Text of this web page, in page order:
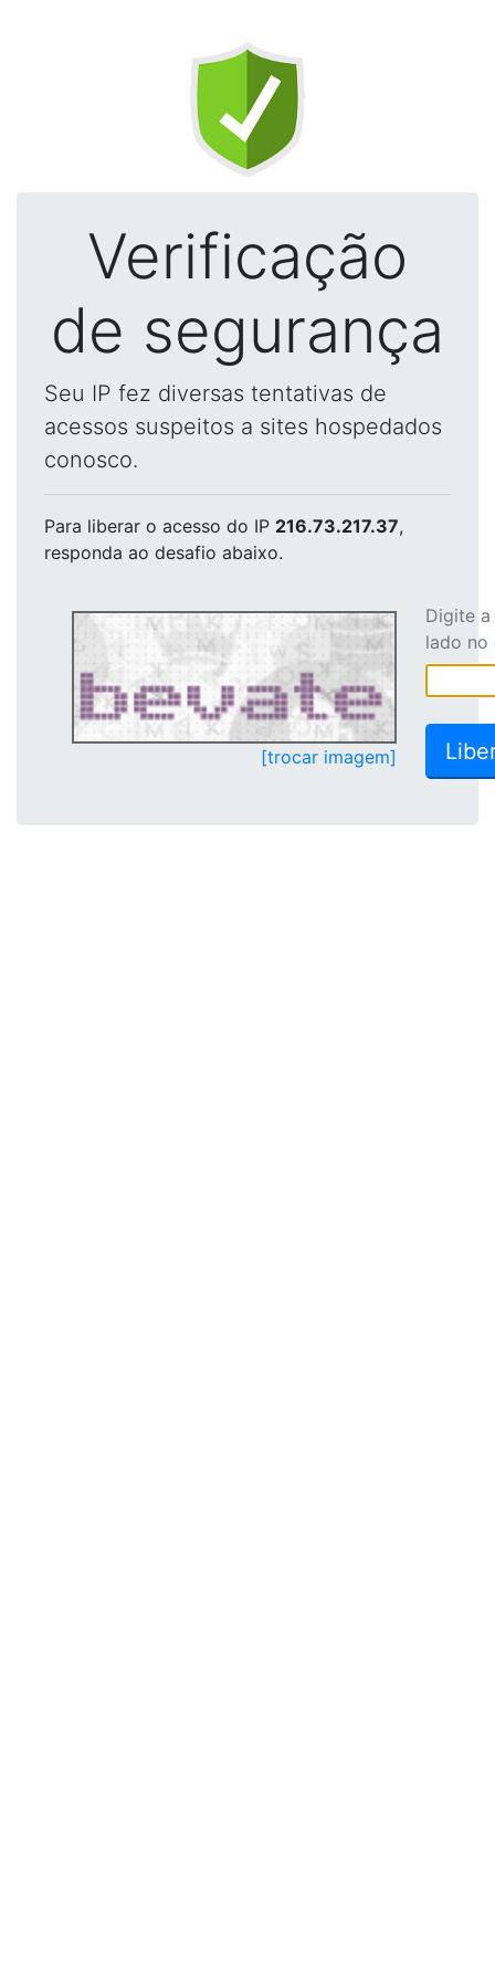
Verificação
de segurança
Seu IP fez diversas tentativas de
acessos suspeitos a sites hospedados
conosco.
Para liberar o acesso do IP 216.73.217.37,
responda ao desafio abaixo.
[trocar imagem]
Digite
lado no